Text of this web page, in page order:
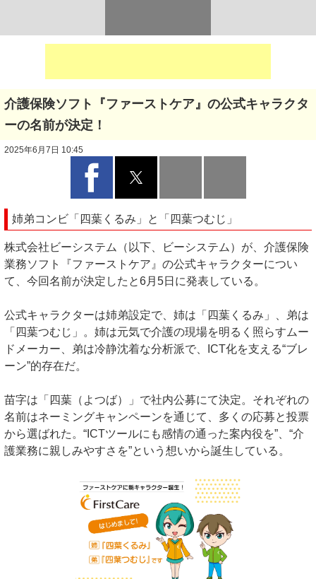
介護保険ソフト『ファーストケア』の公式キャラクタ
ーの名前が決定！
2025年6月7日 10:45
姉弟コンビ「四葉くるみ」と「四葉つむじ」
株式会社ビーシステム（以下、ビーシステム）が、介護保険
業務ソフト『ファーストケア』の公式キャラクターについ
て、今回名前が決定したと6月5日に発表している。
公式キャラクターは姉弟設定で、姉は「四葉くるみ」、弟は
「四葉つむじ」。姉は元気で介護の現場を明るく照らすムー
ドメーカー、弟は冷静沈着な分析派で、ICT化を支える“ブレ
ーン”的存在だ。
苗字は「四葉（よつば）」で社内公募にて決定。それぞれの
名前はネーミングキャンペーンを通じて、多くの応募と投票
から選ばれた。“ICTツールにも感情の通った案内役を”、“介
護業務に親しみやすさを”という想いから誕生している。